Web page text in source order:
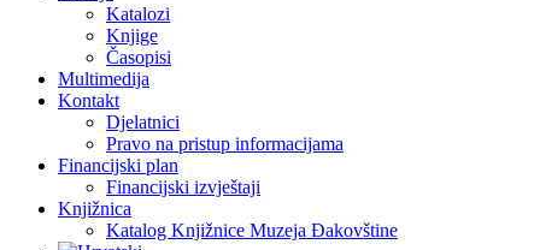
Katalozi
Knjige
Časopisi
Multimedija
Kontakt
Djelatnici
Pravo na pristup informacijama
Financijski plan
Financijski izvještaji
Knjižnica
Katalog Knjižnice Muzeja Đakovštine